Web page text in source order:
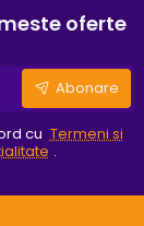
Gama
Green
ml
oferte
Abonare
cu Termeni si
.